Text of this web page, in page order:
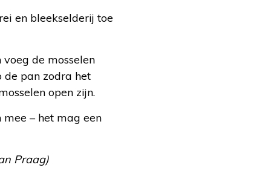
en bleekselderij toe
de mosselen
de pan zodra het
open zijn.
– het mag een
Praag)